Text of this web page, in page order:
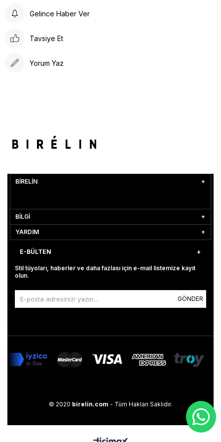
Gelince Haber Ver
Tavsiye Et
Yorum Yaz
BİRELİN
BİLGİ
YARDIM
E-BÜLTEN
Stil tüyoları, haberler ve daha fazlası için e-mail listemize kayıt
olun.
GÖNDER
© 2020 birelin.com - Tüm Hakları Saklıdır.